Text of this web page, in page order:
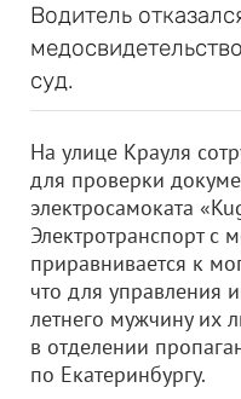
Водитель
суд.
На улице Крауля
для проверки
электросамоката
Электротранспорт с
приравнивается к
что для управления
летнего мужчину их
в отделении
по Екатеринбургу.